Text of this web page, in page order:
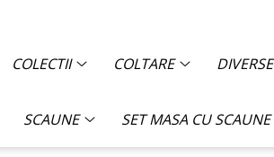
COLECTII COLTARE DIVERSE
SCAUNE SET MASA CU SCAUNE